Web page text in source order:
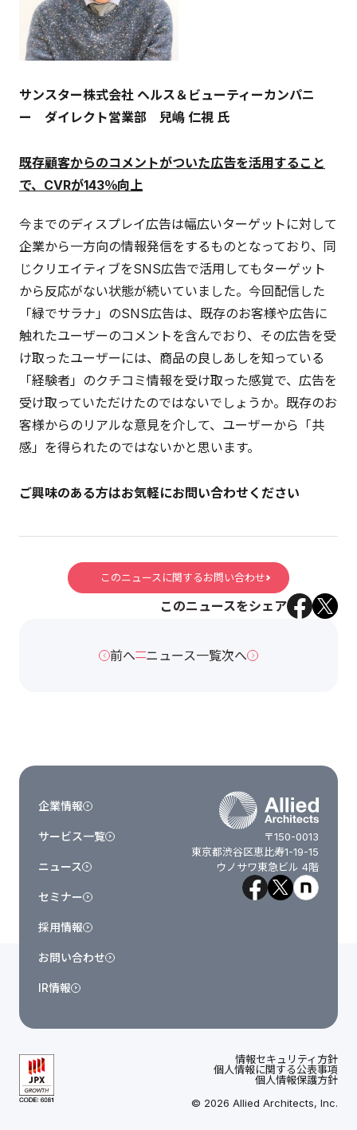
サンスター株式会社 ヘルス＆ビューティーカンパニ
ー ダイレクト営業部 兒嶋 仁視 氏
既存顧客からのコメントがついた広告を活用すること
で、CVRが143％向上
今までのディスプレイ広告は幅広いターゲットに対して
企業から一方向の情報発信をするものとなっており、同
じクリエイティブをSNS広告で活用してもターゲット
から反応がない状態が続いていました。今回配信した
「緑でサラナ」のSNS広告は、既存のお客様や広告に
触れたユーザーのコメントを含んでおり、その広告を受
け取ったユーザーには、商品の良しあしを知っている
「経験者」のクチコミ情報を受け取った感覚で、広告を
受け取っていただけたのではないでしょうか。既存のお
客様からのリアルな意見を介して、ユーザーから「共
感」を得られたのではないかと思います。
ご興味のある方はお気軽にお問い合わせください
このニュースに関するお問い合わせ
このニュースをシェア
前へ ニュース一覧次へ
〒150-0013
東京都渋谷区恵比寿1-19-15
ウノサワ東急ビル 4階
企業情報
サービス一覧
ニュース
セミナー
採用情報
お問い合わせ
IR情報
情報セキュリティ方針
個人情報に関する公表事項
個人情報保護方針
© 2026 Allied Architects, Inc.